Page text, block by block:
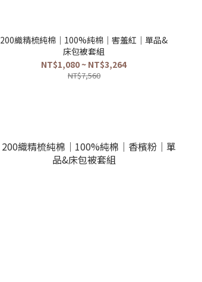
200織精梳純棉｜100%純棉｜害羞紅｜單品&
床包被套組
NT$1,080 ~ NT$3,264
NT$7,560